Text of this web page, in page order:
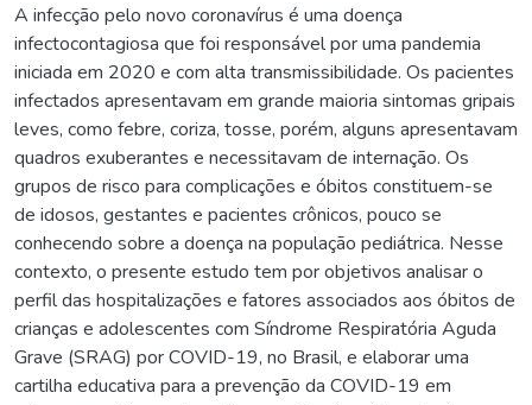
A infecção pelo novo coronavírus é uma doença
infectocontagiosa que foi responsável por uma pandemia
iniciada em 2020 e com alta transmissibilidade. Os pacientes
infectados apresentavam em grande maioria sintomas gripais
leves, como febre, coriza, tosse, porém, alguns apresentavam
quadros exuberantes e necessitavam de internação. Os
grupos de risco para complicações e óbitos constituem-se
de idosos, gestantes e pacientes crônicos, pouco se
conhecendo sobre a doença na população pediátrica. Nesse
contexto, o presente estudo tem por objetivos analisar o
perfil das hospitalizações e fatores associados aos óbitos de
crianças e adolescentes com Síndrome Respiratória Aguda
Grave (SRAG) por COVID-19, no Brasil, e elaborar uma
cartilha educativa para a prevenção da COVID-19 em